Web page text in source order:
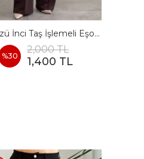
Kuş Gözü İnci Taş İşlemeli Eşofman Takımı - KAHVERENGI
%30
2,000 TL
1,400 TL